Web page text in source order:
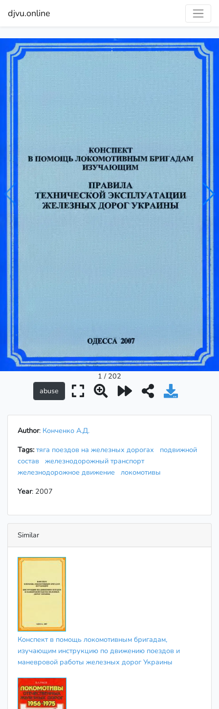
djvu.online
1 / 202
Author: Конченко А.Д.
Tags: тяга поездов на железных дорогах
подвижной
состав
железнодорожный транспорт
железнодорожное движение
локомотивы
Year: 2007
Similar
Конспект в помощь локомотивным бригадам,
изучающим инструкцию по движению поездов и
маневровой работы железных дорог Украины